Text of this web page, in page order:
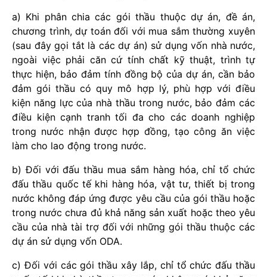
a) Khi phân chia các gói thầu thuộc dự án, đề án,
chương trình, dự toán đối với mua sắm thường xuyên
(sau đây gọi tắt là các dự án) sử dụng vốn nhà nước,
ngoài việc phải căn cứ tính chất kỹ thuật, trình tự
thực hiện, bảo đảm tính đồng bộ của dự án, cần bảo
đảm gói thầu có quy mô hợp lý, phù hợp với điều
kiện năng lực của nhà thầu trong nước, bảo đảm các
điều kiện cạnh tranh tối đa cho các doanh nghiệp
trong nước nhận được hợp đồng, tạo công ăn việc
làm cho lao động trong nước.
b) Đối với đấu thầu mua sắm hàng hóa, chỉ tổ chức
đấu thầu quốc tế khi hàng hóa, vật tư, thiết bị trong
nước không đáp ứng được yêu cầu của gói thầu hoặc
trong nước chưa đủ khả năng sản xuất hoặc theo yêu
cầu của nhà tài trợ đối với những gói thầu thuộc các
dự án sử dụng vốn ODA.
c) Đối với các gói thầu xây lắp, chỉ tổ chức đấu thầu